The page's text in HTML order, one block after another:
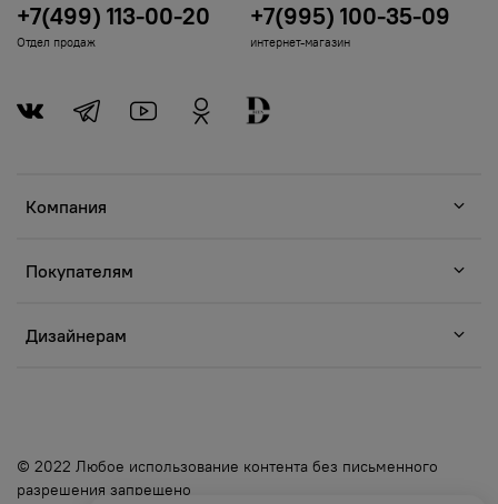
Компания
Покупателям
Дизайнерам
+7(499) 113-00-20
Отдел продаж
+7(995) 100-35-09
интернет-магазин
© 2022 Любое использование контента без письменного
разрешения запрещено